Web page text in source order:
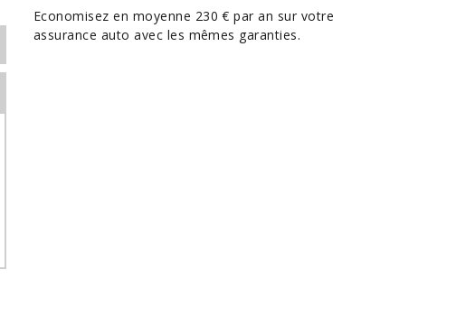
Economisez en moyenne 230 € par an sur votre
assurance auto avec les mêmes garanties.